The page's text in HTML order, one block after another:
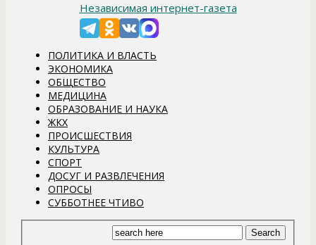
Независимая интернет-газета
ПОЛИТИКА И ВЛАСТЬ
ЭКОНОМИКА
ОБЩЕСТВО
МЕДИЦИНА
ОБРАЗОВАНИЕ И НАУКА
ЖКХ
ПРОИСШЕСТВИЯ
КУЛЬТУРА
СПОРТ
ДОСУГ И РАЗВЛЕЧЕНИЯ
ОПРОСЫ
СУББОТНЕЕ ЧТИВО